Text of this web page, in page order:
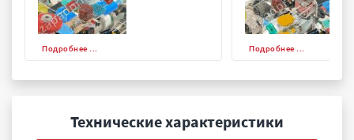
Подробнее ... Подробнее ...
Технические характеристики